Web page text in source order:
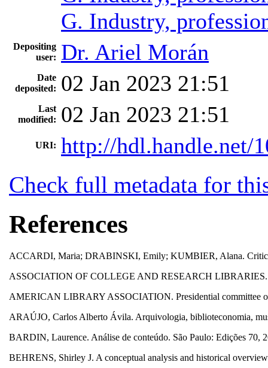
G. Industry,
Depositing
user: Dr. Ariel Morán
Date
deposited: 02 Jan 2023 21:51
Last
modified: 02 Jan 2023 21:51
URI: http://hdl.handle.net/
Check full metadata for
References
ACCARDI, Maria; DRABINSKI, Emily; KUMBIER, Alana.
ASSOCIATION OF COLLEGE AND RESEARCH LIBRARIES.
AMERICAN LIBRARY ASSOCIATION. Presidential committee
ARAÚJO, Carlos Alberto Ávila. Arquivologia, biblioteconomia,
BARDIN, Laurence. Análise de conteúdo. São Paulo: Edições 70,
BEHRENS, Shirley J. A conceptual analysis and historical